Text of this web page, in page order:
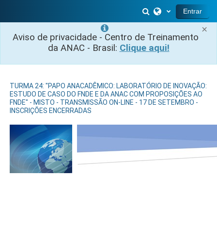
×
Aviso de privacidade - Centro de Treinamento
da ANAC - Brasil: Clique aqui!
Selector de
Entrar
TURMA 24: "PAPO ANACADÊMICO: LABORATÓRIO DE INOVAÇÃO:
ESTUDO DE CASO DO FNDE E DA ANAC COM PROPOSIÇÕES AO
FNDE" - MISTO - TRANSMISSÃO ON-LINE - 17 DE SETEMBRO -
INSCRIÇÕES ENCERRADAS